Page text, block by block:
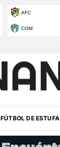
FÚTBOL DE ESTUFA